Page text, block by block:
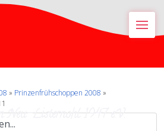
Neu-Listernohl 1947 e.V.
» Prinzenfrühschoppen 2008 »